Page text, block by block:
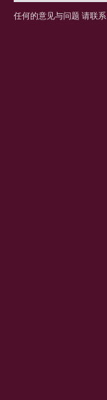
任何的意见与问题 请联系